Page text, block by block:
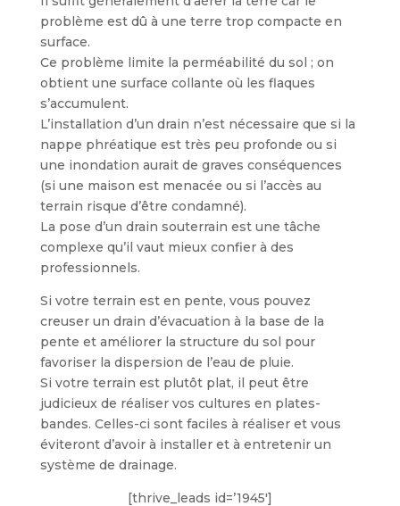
problème est dû à une terre trop compacte en
surface.
Ce problème limite la perméabilité du sol ; on
obtient une surface collante où les flaques
s’accumulent.
L’installation d’un drain n’est nécessaire que si la
nappe phréatique est très peu profonde ou si
une inondation aurait de graves conséquences
(si une maison est menacée ou si l’accès au
terrain risque d’être condamné).
La pose d’un drain souterrain est une tâche
complexe qu’il vaut mieux confier à des
professionnels.
Si votre terrain est en pente, vous pouvez
creuser un drain d’évacuation à la base de la
pente et améliorer la structure du sol pour
favoriser la dispersion de l’eau de pluie.
Si votre terrain est plutôt plat, il peut être
judicieux de réaliser vos cultures en plates-
bandes. Celles-ci sont faciles à réaliser et vous
éviteront d’avoir à installer et à entretenir un
système de drainage.
[thrive_leads id=’1945′]